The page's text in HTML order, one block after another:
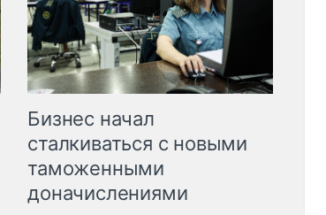
Бизнес начал
сталкиваться с новыми
таможенными
доначислениями